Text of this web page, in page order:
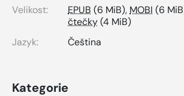
Velikost:
EPUB (6 MiB), MOBI (6
čtečky(4 MiB)
Jazyk:
Čeština
Kategorie